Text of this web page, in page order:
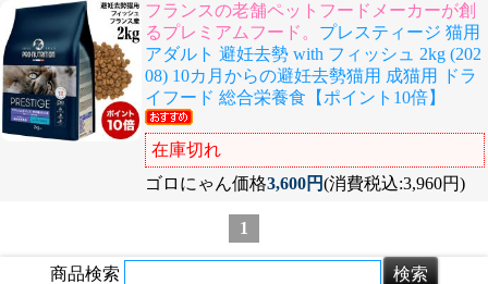
フランスの老舗ペットフードメーカーが創
るプレミアムフード。 プレスティージ 猫用
アダルト 避妊去勢 with フィッシュ 2kg (202
08) 10カ月からの避妊去勢猫用 成猫用 ドラ
イフード 総合栄養食【ポイント10倍】
在庫切れ
ゴロにゃん価格3,600円(消費税込:3,960円)
1
商品検索